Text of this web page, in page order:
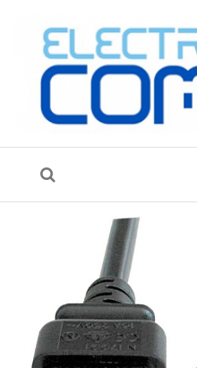
COMPEL